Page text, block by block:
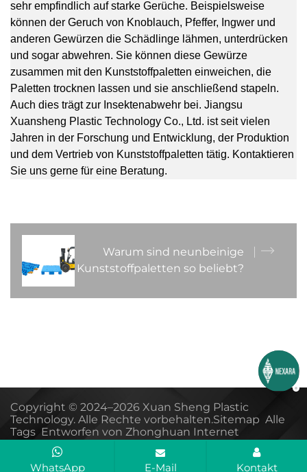
sehr empfindlich auf starke Gerüche. Beispielsweise
können der Geruch von Knoblauch, Pfeffer, Ingwer und
anderen Gewürzen die Schädlinge lähmen, unterdrücken
und sogar abwehren. Sie können diese Gewürze
zusammen mit den Kunststoffpaletten einweichen, die
Paletten trocknen lassen und sie anschließend stapeln.
Auch dies trägt zur Insektenabwehr bei. Jiangsu
Xuansheng Plastic Technology Co., Ltd. ist seit vielen
Jahren in der Forschung und Entwicklung, der Produktion
und dem Vertrieb von Kunststoffpaletten tätig. Kontaktieren
Sie uns gerne für eine Beratung.
Warum sind neunbeinige
Kunststoffpaletten so beliebt?
Copyright © 2024–2026 Xuan Sheng Plastic
Technology. Alle Rechte vorbehalten.Sitemap Alle
Tags Entworfen von Zhonghuan Internet
WhatsApp E-Mail Kontakt